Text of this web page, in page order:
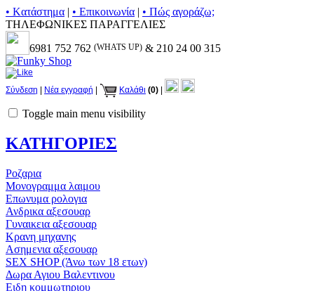
• Kατάστημα | • Επικοινωνία | • Πώς αγοράζω;
ΤΗΛΕΦΩΝΙΚΕΣ ΠΑΡΑΓΓΕΛΙΕΣ
6981 752 762 (WHATS UP) & 210 24 00 315
Σύνδεση Νέα εγγραφή Καλάθι (0)
Toggle main menu visibility
ΚΑΤΗΓΟΡΙΕΣ
Ροζαρια
Μονογραμμα λαιμου
Επωνυμα ρολογια
Ανδρικα αξεσουαρ
Γυναικεια αξεσουαρ
Κρανη μηχανης
Ασημενια αξεσουαρ
SEX SHOP (Άνω των 18 ετων)
Δωρα Αγιου Βαλεντινου
Ειδη κομμωτηριου